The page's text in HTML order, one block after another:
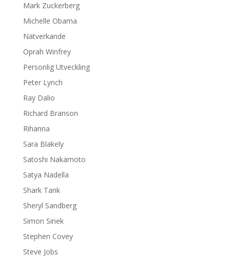
Mark Zuckerberg
Michelle Obama
Nätverkande
Oprah Winfrey
Personlig Utveckling
Peter Lynch
Ray Dalio
Richard Branson
Rihanna
Sara Blakely
Satoshi Nakamoto
Satya Nadella
Shark Tank
Sheryl Sandberg
Simon Sinek
Stephen Covey
Steve Jobs